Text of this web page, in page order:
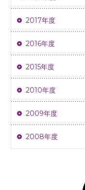
2017年度
2016年度
2015年度
2010年度
2009年度
2008年度